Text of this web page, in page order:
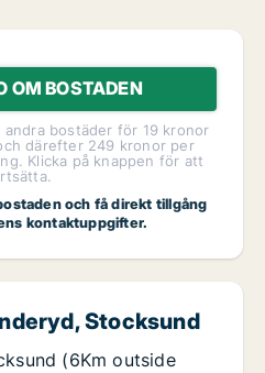
OM BOSTADEN
bostäder för 19 kronor
därefter 249 kronor per
Klicka på knappen för att
och få direkt tillgång
kontaktuppgifter.
Stocksund
(6Km outside